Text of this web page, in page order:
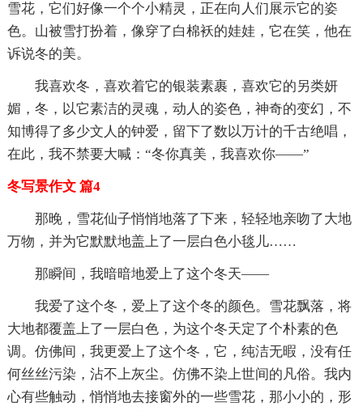
雪花，它们好像一个个小精灵，正在向人们展示它的姿
色。山被雪打扮着，像穿了白棉袄的娃娃，它在笑，他在
诉说冬的美。
我喜欢冬，喜欢着它的银装素裹，喜欢它的另类妍
媚，冬，以它素洁的灵魂，动人的姿色，神奇的变幻，不
知博得了多少文人的钟爱，留下了数以万计的千古绝唱，
在此，我不禁要大喊：“冬你真美，我喜欢你——”
冬写景作文 篇4
那晚，雪花仙子悄悄地落了下来，轻轻地亲吻了大地
万物，并为它默默地盖上了一层白色小毯儿……
那瞬间，我暗暗地爱上了这个冬天——
我爱了这个冬，爱上了这个冬的颜色。雪花飘落，将
大地都覆盖上了一层白色，为这个冬天定了个朴素的色
调。仿佛间，我更爱上了这个冬，它，纯洁无暇，没有任
何丝丝污染，沾不上灰尘。仿佛不染上世间的凡俗。我内
心有些触动，悄悄地去接窗外的一些雪花，那小小的，形